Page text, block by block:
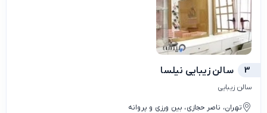
3 سالن زیبایی نیلسا
سالن زیبایی
تهران، ناصر حجازی، بین ورزی و پروانه